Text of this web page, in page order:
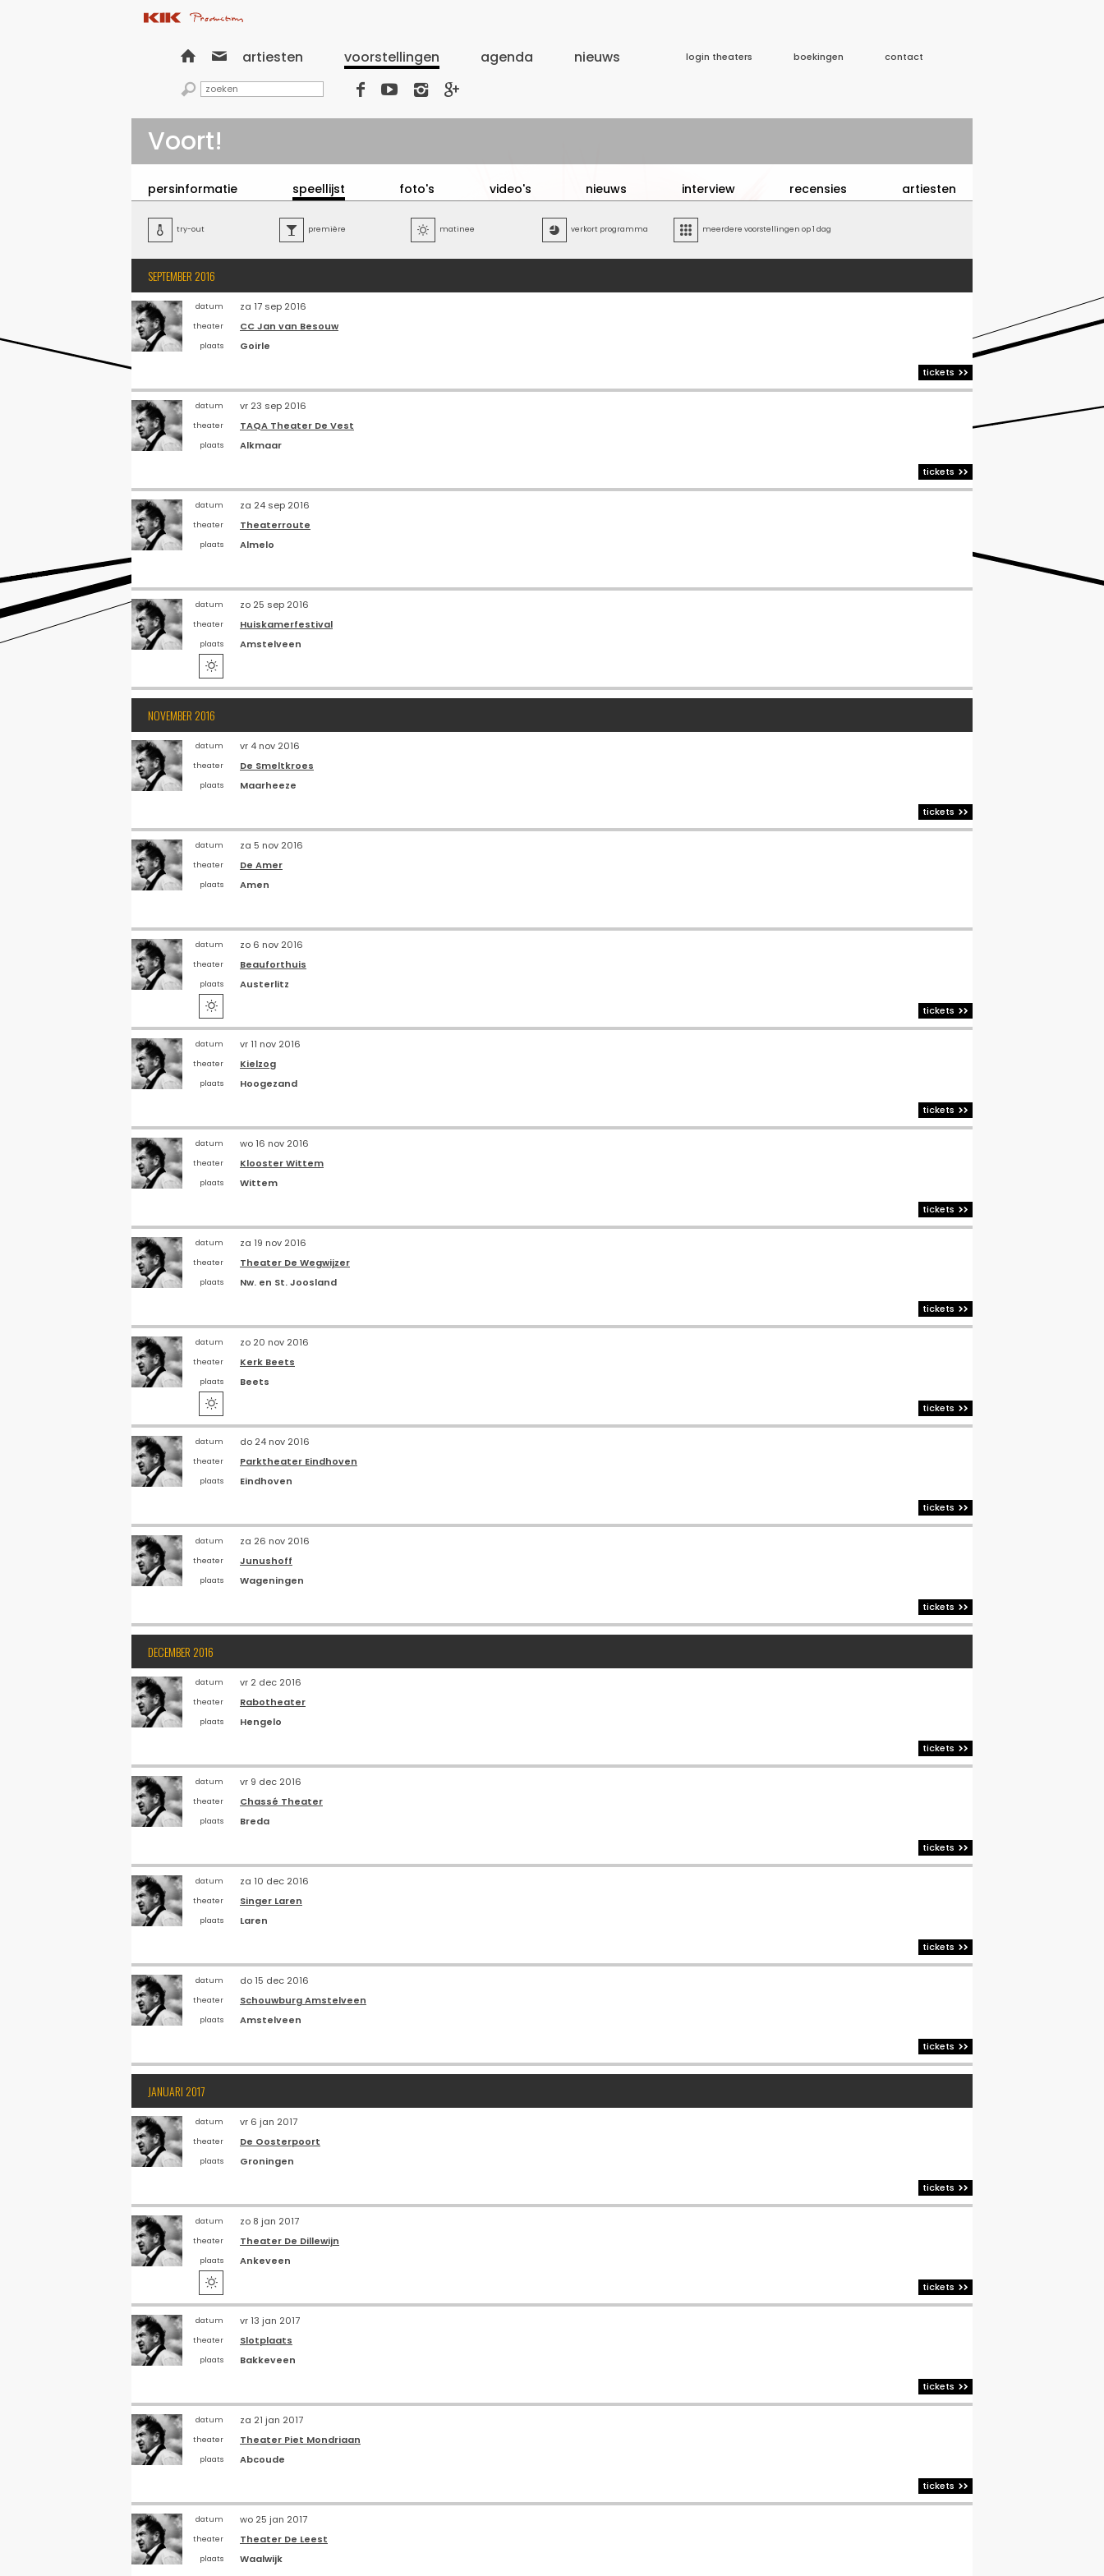
  artiesten voorstellingen agenda nieuws login theaters boekingen contact
    
Voort!
persinformatie speellijst foto's video's nieuws interview recensies artiesten
 try-out  première  matinee  verkort programma  meerdere voorstellingen op 1 dag
SEPTEMBER 2016
datum za 17 sep 2016
theater CC Jan van Besouw
plaats
Goirle
tickets
datum vr 23 sep 2016
theater TAQA Theater De Vest
plaats
Alkmaar
tickets
datum za 24 sep 2016
theater Theaterroute
plaats Almelo
datum zo 25 sep 2016
theater Huiskamerfestival
plaats Amstelveen

NOVEMBER 2016
datum vr 4 nov 2016
theater De Smeltkroes
plaats
Maarheeze
tickets
datum za 5 nov 2016
theater De Amer
plaats Amen
datum zo 6 nov 2016
theater Beauforthuis
plaats Austerlitz
 tickets
datum vr 11 nov 2016
theater Kielzog
plaats
Hoogezand
tickets
datum wo 16 nov 2016
theater Klooster Wittem
plaats
Wittem
tickets
datum za 19 nov 2016
theater Theater De Wegwijzer
plaats
Nw. en St. Joosland
tickets
datum zo 20 nov 2016
theater Kerk Beets
plaats Beets
 tickets
datum do 24 nov 2016
theater Parktheater Eindhoven
plaats
Eindhoven
tickets
datum za 26 nov 2016
theater Junushoff
plaats
Wageningen
tickets
DECEMBER 2016
datum vr 2 dec 2016
theater Rabotheater
plaats
Hengelo
tickets
datum vr 9 dec 2016
theater Chassé Theater
plaats
Breda
tickets
datum za 10 dec 2016
theater Singer Laren
plaats
Laren
tickets
datum do 15 dec 2016
theater Schouwburg Amstelveen
plaats
Amstelveen
tickets
JANUARI 2017
datum vr 6 jan 2017
theater De Oosterpoort
plaats
Groningen
tickets
datum zo 8 jan 2017
theater Theater De Dillewijn
plaats Ankeveen
 tickets
datum vr 13 jan 2017
theater Slotplaats
plaats
Bakkeveen
tickets
datum za 21 jan 2017
theater Theater Piet Mondriaan
plaats
Abcoude
tickets
datum wo 25 jan 2017
theater Theater De Leest
plaats Waalwijk